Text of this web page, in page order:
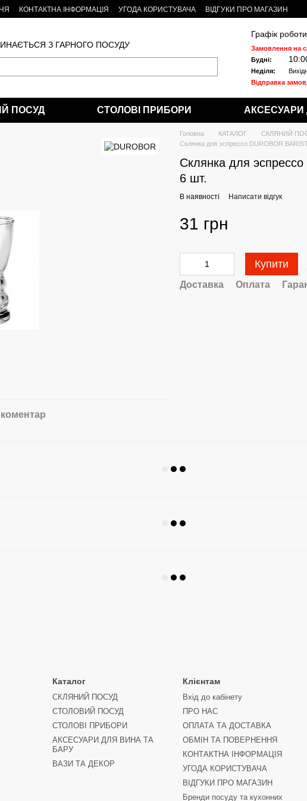
КОНТАКТНА ІНФОРМАЦІЯ УГОДА КОРИСТУВАЧА
ВІДГУКИ ПРО МАГАЗИН
З ГАРНОГО ПОСУДУ
Графік
Замовлення на
Будні:
Неділя:
Відправка
ПОСУД СТОЛОВІ ПРИБОРИ АКСЕСУАРИ
Головна КАТАЛОГ
СКЛЯНИЙ
Склянка для эспрессо DUROBOR
Склянка для
6 шт.
В наявності Написати відгук
31 грн
Купити
Доставка Оплата
Каталог
СКЛЯНИЙ ПОСУД
СТОЛОВИЙ ПОСУД
СТОЛОВІ ПРИБОРИ
АКСЕСУАРИ ДЛЯ ВИНА ТА
БАРУ
ВАЗИ ТА ДЕКОР
Клієнтам
Вхід до кабінету
ПРО НАС
ОПЛАТА ТА ДОСТАВКА
ОБМІН ТА ПОВЕРНЕННЯ
КОНТАКТНА ІНФОРМАЦІЯ
УГОДА КОРИСТУВАЧА
ВІДГУКИ ПРО МАГАЗИН
Бренди посуду та кухонних